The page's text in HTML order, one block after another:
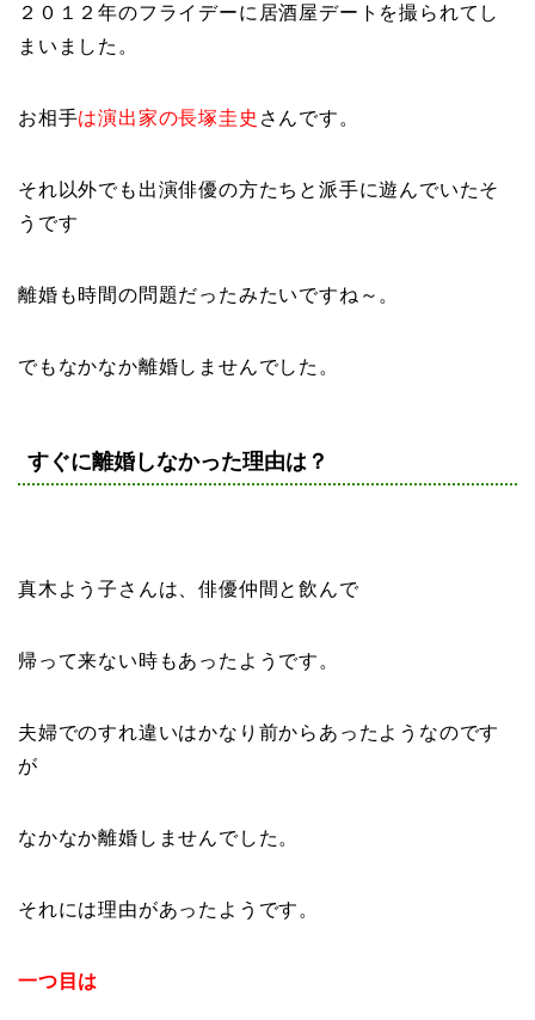
２０１２年のフライデーに居酒屋デートを撮られてし
まいました。
お相手は演出家の長塚圭史 さんです。
それ以外でも出演俳優の方たちと派手に遊んでいたそ
うです
離婚も時間の問題だったみたいですね～。
でもなかなか離婚しませんでした。
すぐに離婚しなかった理由は？
真木よう子さんは、俳優仲間と飲んで
帰って来ない時もあったようです。
夫婦でのすれ違いはかなり前からあったようなのです
が
なかなか離婚しませんでした。
それには理由があったようです。
一つ目は